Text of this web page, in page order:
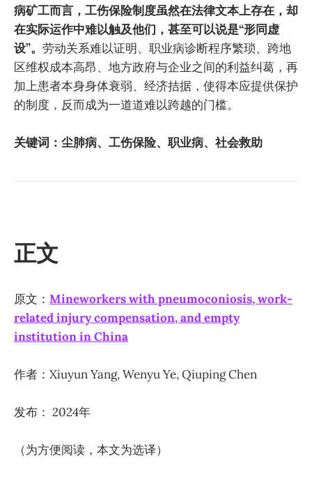
病矿工而言，工伤保险制度虽然在法律文本上存在，却
在实际运作中难以触及他们，甚至可以说是“形同虚
设”。 劳动关系难以证明、职业病诊断程序繁琐、跨地
区维权成本高昂、地方政府与企业之间的利益纠葛，再
加上患者本身身体衰弱、经济拮据，使得本应提供保护
的制度，反而成为一道道难以跨越的门槛。
关键词：尘肺病、工伤保险、职业病、社会救助
正文
原文： Mineworkers with pneumoconiosis, work-
related injury compensation, and empty
institution in China
作者：Xiuyun Yang, Wenyu Ye, Qiuping Chen
发布： 2024年
（为方便阅读，本文为选译）